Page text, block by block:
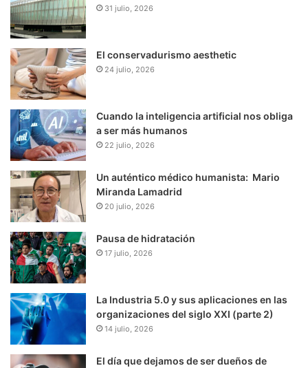
31 julio, 2026
El conservadurismo aesthetic
24 julio, 2026
Cuando la inteligencia artificial nos obliga
a ser más humanos
22 julio, 2026
Un auténtico médico humanista: Mario
Miranda Lamadrid
20 julio, 2026
Pausa de hidratación
17 julio, 2026
La Industria 5.0 y sus aplicaciones en las
organizaciones del siglo XXI (parte 2)
14 julio, 2026
El día que dejamos de ser dueños de